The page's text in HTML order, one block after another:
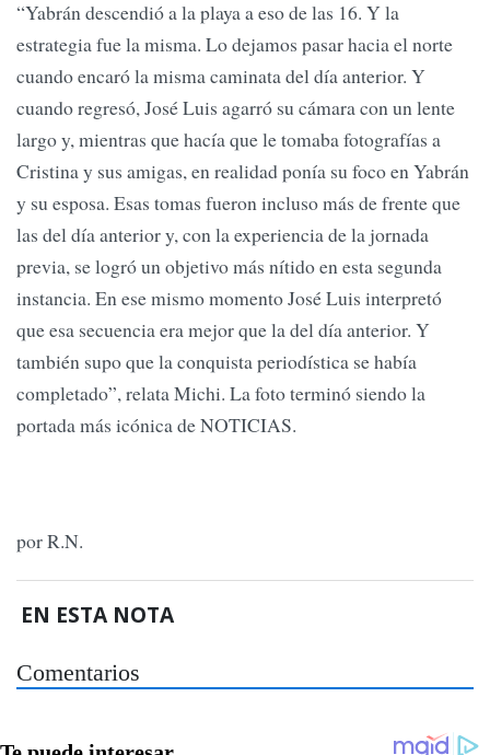
“Yabrán descendió a la playa a eso de las 16. Y la
estrategia fue la misma. Lo dejamos pasar hacia el norte
cuando encaró la misma caminata del día anterior. Y
cuando regresó, José Luis agarró su cámara con un lente
largo y, mientras que hacía que le tomaba foto­grafías a
Cristina y sus amigas, en realidad ponía su foco en Yabrán
y su esposa. Esas tomas fueron incluso más de frente que
las del día anterior y, con la experiencia de la jornada
previa, se logró un objetivo más nítido en esta segunda
instancia. En ese mismo momento José Luis interpretó
que esa secuencia era mejor que la del día anterior. Y
también supo que la conquista periodís­tica se había
completado”, relata Michi. La foto terminó siendo la
portada más icónica de NOTICIAS.
por R.N.
EN ESTA NOTA
Comentarios